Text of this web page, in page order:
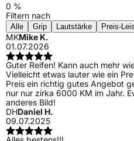
0 %
Filtern nach
Alle Grip Lautstärke Preis-
MKMike K.
01.07.2026
Guter Reifen! Kann auch mehr
Vielleicht etwas lauter wie ein
Preis ein richtig gutes Angebot
nur nur zirka 6000 KM im Jahr.
anderes Bild!
DHDaniel H.
09.07.2025